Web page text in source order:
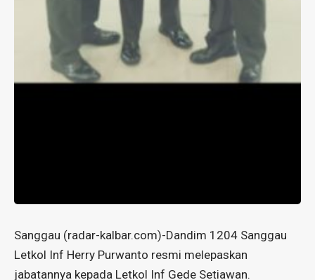
Sanggau (radar-kalbar.com)-Dandim 1204 Sanggau
Letkol Inf Herry Purwanto resmi melepaskan
jabatannya kepada Letkol Inf Gede Setiawan.